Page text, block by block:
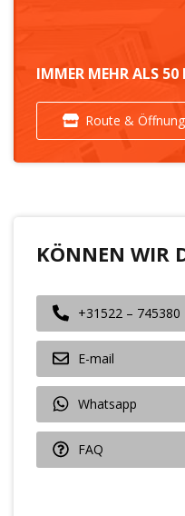
IMMER MEHR ALS
Route &
KÖNNEN WIR
+31522 – 745380
E-mail
Whatsapp
FAQ